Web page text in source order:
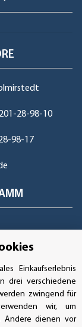
28-98-10
98-17
Einkaufserlebnis
drei verschiedene
zwingend für
wir, um
Andere dienen vor